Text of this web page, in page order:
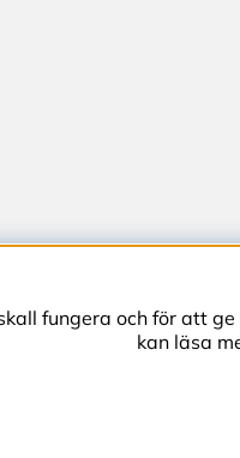
(+46) 40–40 86 40
fungera och för att
kan läsa